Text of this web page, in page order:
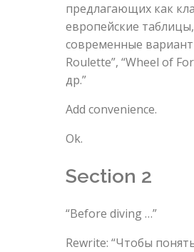
предлагающих как
европейские
современные
Roulette”, “Wheel of
др.”
Add convenience.
Ok.
Section 2
“Before diving …”
Rewrite: “Чтобы